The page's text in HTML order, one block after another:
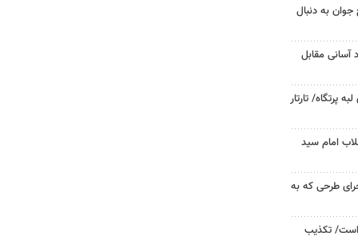
به دنبال
آسانی مقابل
پرتگاه/ تارتار
امام سید
طرحی که به
است/ تکذیب